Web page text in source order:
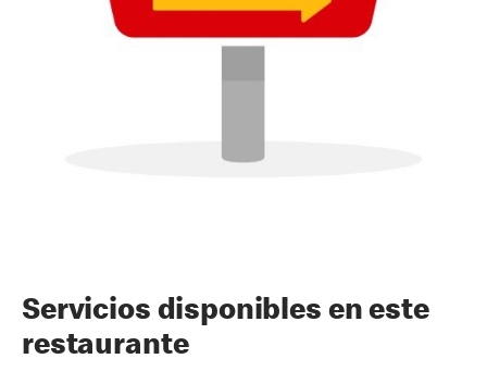
Servicios disponibles en este
restaurante